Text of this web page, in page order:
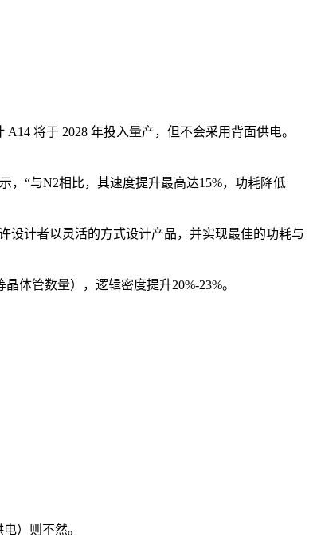
将于 2028 年投入量产，但不会采用背面供电。
，“与N2相比，其速度提升最高达15%，功耗降低
设计者以灵活的方式设计产品，并实现最佳的功耗与
体管数量），逻辑密度提升20%-23%。
）则不然。